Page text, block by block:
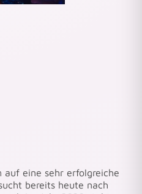
auf eine sehr erfolgreiche
bereits heute nach